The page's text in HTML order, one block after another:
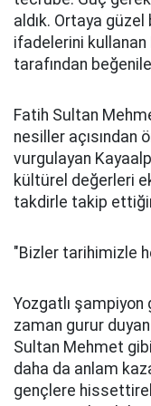
aldık. Ortaya güzel
ifadelerini kullanan
tarafından
Fatih Sultan
nesiller açısından
vurgulayan
kültürel değerleri
takdirle takip
"Bizler tarihimizle
Yozgatlı
zaman gurur
Sultan Mehmet
daha da anlam
gençlere